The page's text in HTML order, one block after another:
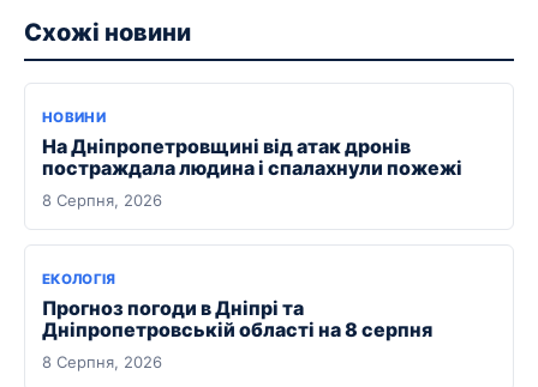
Схожі новини
НОВИНИ
На Дніпропетровщині від атак дронів
постраждала людина і спалахнули пожежі
8 Серпня, 2026
ЕКОЛОГІЯ
Прогноз погоди в Дніпрі та
Дніпропетровській області на 8 серпня
8 Серпня, 2026